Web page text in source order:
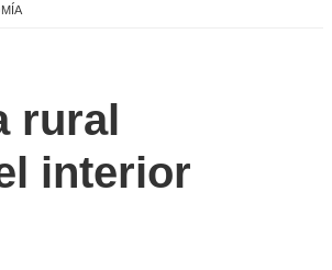
rural
interior